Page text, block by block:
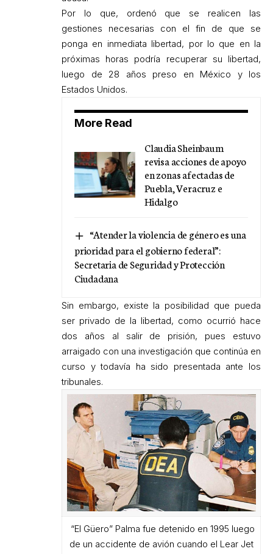
Por lo que, ordenó que se realicen las
gestiones necesarias con el fin de que se
ponga en inmediata libertad, por lo que en la
próximas horas podría recuperar su libertad,
luego de 28 años preso en México y los
Estados Unidos.
More Read
Claudia Sheinbaum
revisa acciones de apoyo
en zonas afectadas de
Puebla, Veracruz e
Hidalgo
“Atender la violencia de género es una
prioridad para el gobierno federal”:
Secretaria de Seguridad y Protección
Ciudadana
Sin embargo, existe la posibilidad que pueda
ser privado de la libertad, como ocurrió hace
dos años al salir de prisión, pues estuvo
arraigado con una investigación que continúa en
curso y todavía ha sido presentada ante los
tribunales.
“El Güero” Palma fue detenido en 1995 luego
de un accidente de avión cuando el Lear Jet